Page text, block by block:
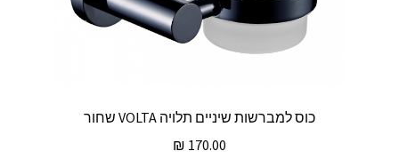
כוס למברשות שיניים תלויה VOLTA שחור
₪ 170.00